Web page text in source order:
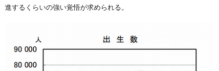
進するくらいの強い覚悟が求められる。